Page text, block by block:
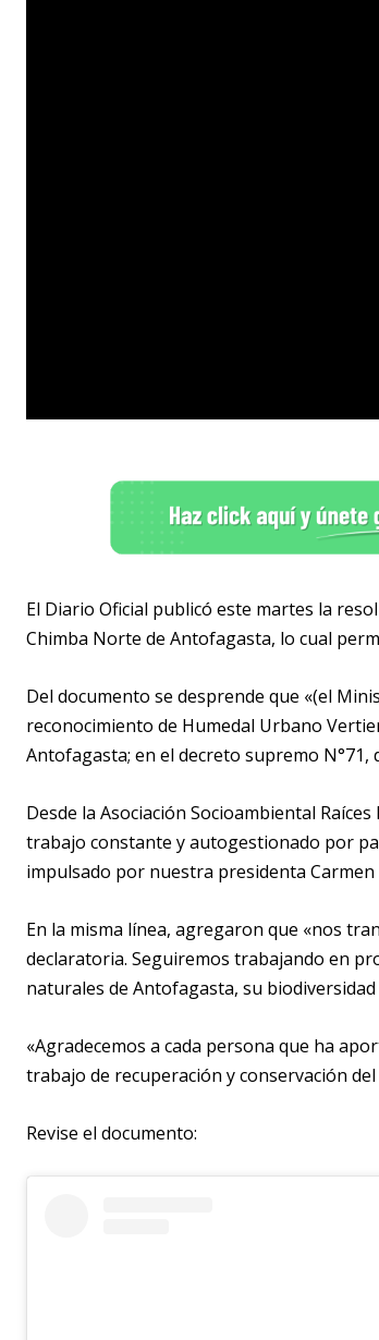
El Diario Oficial publicó este martes la
Chimba Norte de Antofagasta, lo cual
Del documento se desprende que «(el
reconocimiento de Humedal Urbano
Antofagasta; en el decreto supremo N°71,
Desde la Asociación Socioambiental
trabajo constante y autogestionado por
impulsado por nuestra presidenta Carmen
En la misma línea, agregaron que «nos
declaratoria. Seguiremos trabajando en
naturales de Antofagasta, su
«Agradecemos a cada persona que ha
trabajo de recuperación y conservación
Revise el documento: